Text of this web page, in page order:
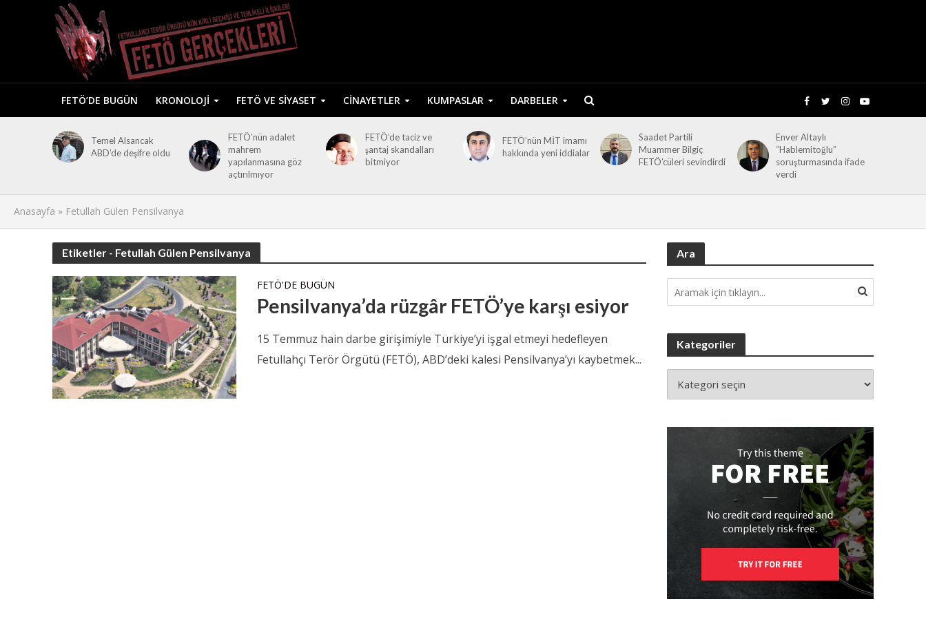
FETÖ’DE BUGÜN KRONOLOJI FETÖ VE SIYASET CINAYETLER KUMPASLAR DARBELER
Temel Alsancak
ABD’de deşifre oldu
FETÖ’nün adalet
mahrem
yapılanmasına göz
açtırılmıyor
FETÖ’de taciz ve
şantaj skandalları
bitmiyor
FETÖ’nün MİT imamı
hakkında yeni iddialar
Saadet Partili
Muammer Bilgiç
FETÖ’cüleri sevindirdi
Enver Altaylı
“Hablemitoğlu”
soruşturmasında ifade
verdi
Anasayfa » Fetullah Gülen Pensilvanya
Etiketler - Fetullah Gülen Pensilvanya
FETÖ'DE BUGÜN
Pensilvanya’da rüzgâr FETÖ’ye karşı esiyor
15 Temmuz hain darbe girişimiyle Türkiye’yi işgal etmeyi hedefleyen
Fetullahçı Terör Örgütü (FETÖ), ABD’deki kalesi Pensilvanya’yı kaybetmek...
Ara
Kategoriler